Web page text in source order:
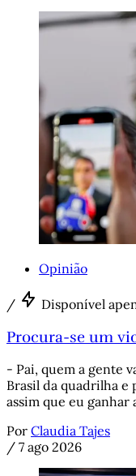
Opinião
/ Disponível
Procura-se um
- Pai, quem a gente
Brasil da quadrilha e
assim que eu ganhar
Por Claudia Tajes
/ 7 ago 2026